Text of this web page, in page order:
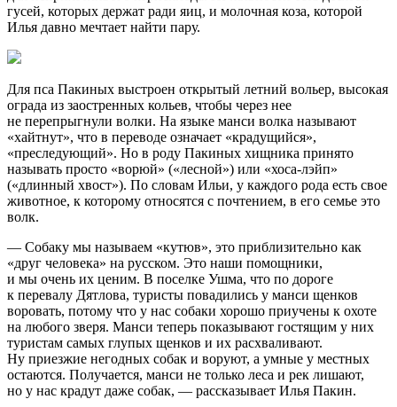
гусей, которых держат ради яиц, и молочная коза, которой
Илья давно мечтает найти пару.
Для пса Пакиных выстроен открытый летний вольер, высокая
ограда из заостренных кольев, чтобы через нее
не перепрыгнули волки. На языке манси волка называют
«хайтнут», что в переводе означает «крадущийся»,
«преследующий». Но в роду Пакиных хищника принято
называть просто «ворюй» («лесной») или «хоса-лэйп»
(«длинный хвост»). По словам Ильи, у каждого рода есть свое
животное, к которому относятся с почтением, в его семье это
волк.
— Собаку мы называем «кутюв», это приблизительно как
«друг человека» на русском. Это наши помощники,
и мы очень их ценим. В поселке Ушма, что по дороге
к перевалу Дятлова, туристы повадились у манси щенков
воровать, потому что у нас собаки хорошо приучены к охоте
на любого зверя. Манси теперь показывают гостящим у них
туристам самых глупых щенков и их расхваливают.
Ну приезжие негодных собак и воруют, а умные у местных
остаются. Получается, манси не только леса и рек лишают,
но у нас крадут даже собак, — рассказывает Илья Пакин.